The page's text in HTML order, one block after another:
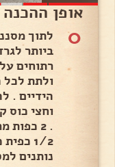
אופן ההכנה
0
לתוך
ביותר
רתוחים
ולתת לכל
וחצי
1/2
נותנים